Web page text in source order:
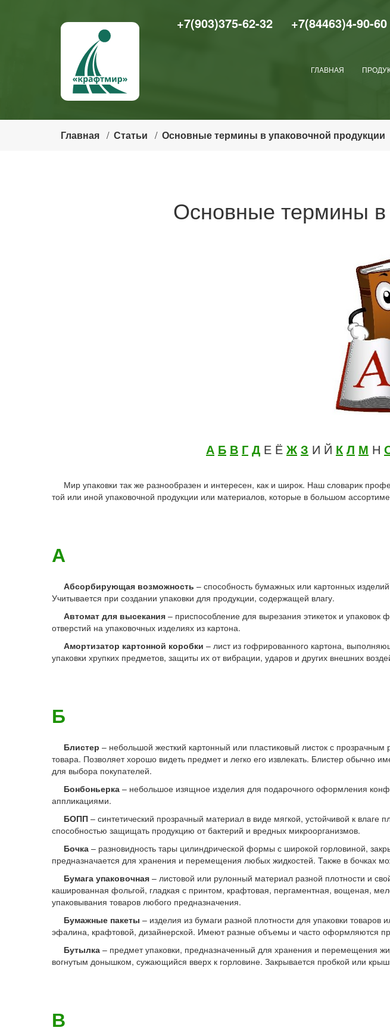
+7(903)375-62-32 +7(84463)4-90-60
ГЛАВНАЯ
Главная Статьи Основные термины в упаковочной продукции
Основные термины в
А Б В Г Д Е Ё Ж З И Й К Л М Н
Мир упаковки так же разнообразен и интересен, как и широк. Наш словарик
той или иной упаковочной продукции или материалов, которые в большом
А
Абсорбирующая возможность – способность бумажных или картонных
Учитывается при создании упаковки для продукции, содержащей влагу.
Автомат для высекания – приспособление для вырезания этикеток и
отверстий на упаковочных изделиях из картона.
Амортизатор картонной коробки – лист из гофрированного картона,
упаковки хрупких предметов, защиты их от вибрации, ударов и других внешних
Б
Блистер – небольшой жесткий картонный или пластиковый листок с
товара. Позволяет хорошо видеть предмет и легко его извлекать. Блистер
для выбора покупателей.
Бонбоньерка – небольшое изящное изделия для подарочного оформления
аппликациями.
БОПП – синтетический прозрачный материал в виде мягкой, устойчивой к
способностью защищать продукцию от бактерий и вредных микроорганизмов.
Бочка – разновидность тары цилиндрической формы с широкой горловиной,
предназначается для хранения и перемещения любых жидкостей. Также в бочках
Бумага упаковочная – листовой или рулонный материал разной плотности и
кашированная фольгой, гладкая с принтом, крафтовая, пергаментная, вощеная,
упаковывания товаров любого предназначения.
Бумажные пакеты – изделия из бумаги разной плотности для упаковки
эфалина, крафтовой, дизайнерской. Имеют разные объемы и часто оформляются
Бутылка – предмет упаковки, предназначенный для хранения и перемещения
вогнутым донышком, сужающийся вверх к горловине. Закрывается пробкой или
В